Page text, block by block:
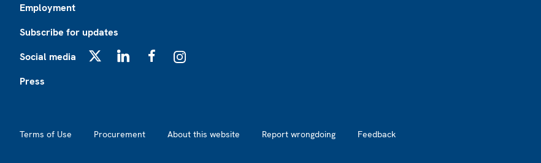
Employment
Subscribe for updates
Social media
Press
Terms of Use Procurement About this website Report wrongdoing Feedback